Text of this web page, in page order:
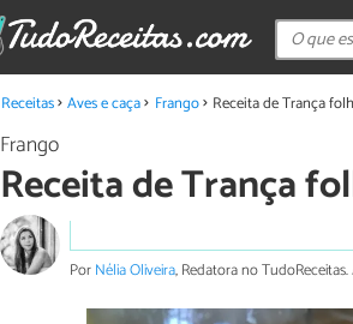
Receitas Aves e caça Frango Receita de Trança
Frango
Receita de Trança
PorNélia Oliveira, Redatora no TudoReceitas.